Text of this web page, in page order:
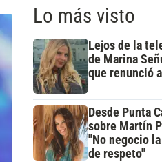
Lo más visto
Lejos de la
de Marina
que renunció
Desde Punta
sobre Martín
"No negocio
de respeto"